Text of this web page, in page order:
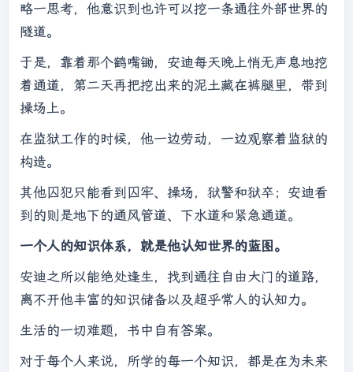
略一思考，他意识到也许可以挖一条通往外部世界的
隧道。
于是，靠着那个鹤嘴锄，安迪每天晚上悄无声息地挖
着通道，第二天再把挖出来的泥土藏在裤腿里，带到
操场上。
在监狱工作的时候，他一边劳动，一边观察着监狱的
构造。
其他囚犯只能看到囚牢、操场，狱警和狱卒；安迪看
到的则是地下的通风管道、下水道和紧急通道。
一个人的知识体系，就是他认知世界的蓝图。
安迪之所以能绝处逢生，找到通往自由大门的道路，
离不开他丰富的知识储备以及超乎常人的认知力。
生活的一切难题，书中自有答案。
对于每个人来说，所学的每一个知识，都是在为未来